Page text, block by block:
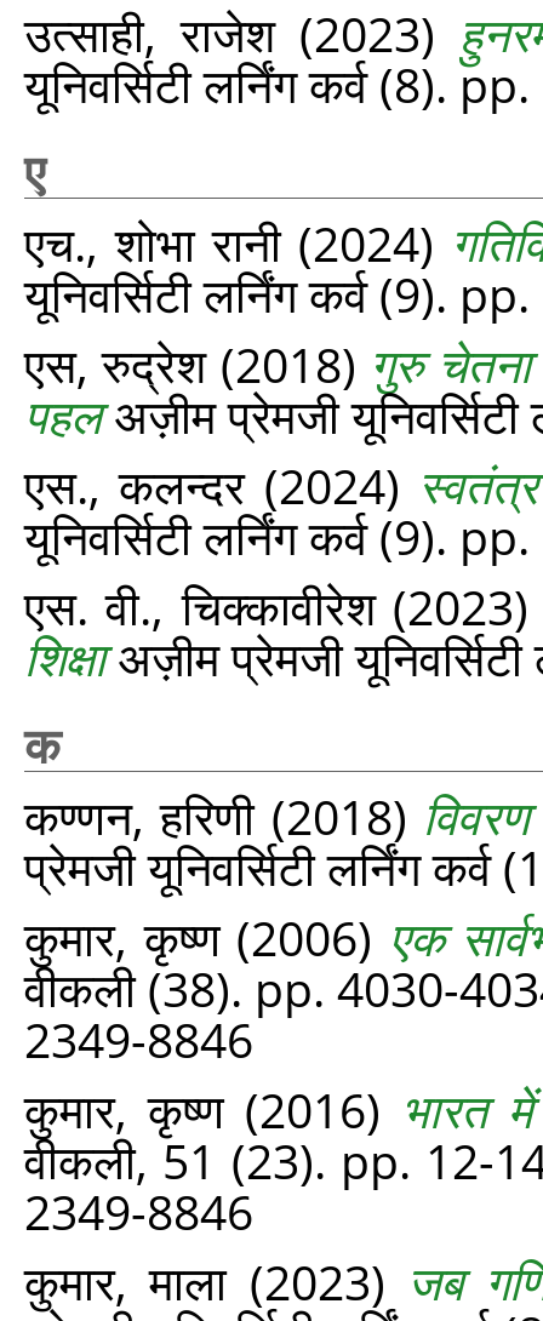
उत्साही, राजेश(2023)
यूनिवर्सिटी लर्निंग कर्व (8).
ए
एच., शोभा रानी(2024)
यूनिवर्सिटी लर्निंग कर्व (9).
एस, रुद्रेश(2018) गुरु
पहलअज़ीम प्रेमजी
एस., कलन्दर(2024)
यूनिवर्सिटी लर्निंग कर्व (9).
एस. वी., चिक्कावीरेश
शिक्षाअज़ीम प्रेमजी
क
कण्णन, हरिणी(2018)
प्रेमजी यूनिवर्सिटी लर्निंग
कुमार, कृष्ण(2006) एक
वीकली (38). pp. 4030-
2349-8846
कुमार, कृष्ण(2016) भारत
वीकली, 51 (23). pp. 12-
2349-8846
कुमार, माला(2023) जब